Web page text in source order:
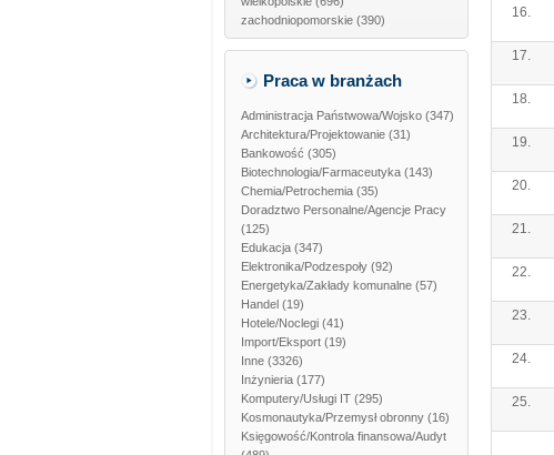
zachodniopomorskie (390)
Praca w branżach
Administracja Państwowa/Wojsko (347)
Architektura/Projektowanie (31)
Bankowość (305)
Biotechnologia/Farmaceutyka (143)
Chemia/Petrochemia (35)
Doradztwo Personalne/Agencje Pracy
(125)
Edukacja (347)
Elektronika/Podzespoły (92)
Energetyka/Zakłady komunalne (57)
Handel (19)
Hotele/Noclegi (41)
Import/Eksport (19)
Inne (3326)
Inżynieria (177)
Komputery/Usługi IT (295)
Kosmonautyka/Przemysł obronny (16)
Księgowość/Kontrola finansowa/Audyt
16.
17.
18.
19.
20.
21.
22.
23.
24.
25.